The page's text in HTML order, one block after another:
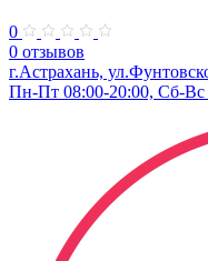
0
0 отзывов
г.Астрахань,
Пн-Пт 08:00-20:00, Сб-Вс